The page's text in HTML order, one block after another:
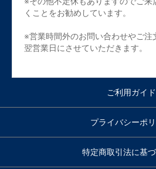
くことをお勧めしています。
※営業時間外のお問い合わせやご注
翌営業日にさせていただきます。
ご利用ガイド
プライバシーポ
特定商取引法に基